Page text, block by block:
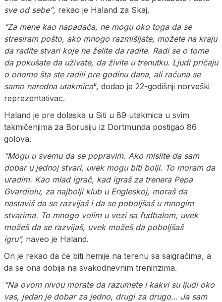
sve od sebe”, rekao je Haland za Skaj.
“Za mene kao napadača, ne mogu oko toga da se
stresiram pošto, ako mnogo razmišljate, možete na kraju
da radite stvari koje ne želite da radite. Radi se o tome
da pokušate da uživate, da živite u trenutku. Ljudi pričaju
o onome šta ste radili pre godinu dana, ali računa se
samo naredna utakmica“, dodao je 22-godišnji norveški
reprezentativac.
Haland je pre dolaska u Siti u 89 utakmica u svim
takmičenjima za Borusiju iz Dortmunda postigao 86
golova.
“Mogu u svemu da se popravim. Ako mislite da sam
dobar u jednoj stvari, uvek mogu biti bolji. To moram da
uradim. Kao mlad igrač, kad igraš za trenera Pepa
Gvardiolu, za najbolji klub u Engleskoj, moraš da
nastaviš da se razvijaš i da se poboljšaš u mnogim
stvarima. To mnogo volim u vezi sa fudbalom, uvek
možeš da se razvijaš, uvek možeš da poboljšaš
igru”, naveo je Haland.
On je rekao da će biti hemije na terenu sa saigračima, a
da se ona dobija na svakodnevnim treninzima.
“Na ovom nivou morate da razumete i kakvi su ljudi oko
vas, jedan je dobar za jedno, drugi za drugo… Ja sam